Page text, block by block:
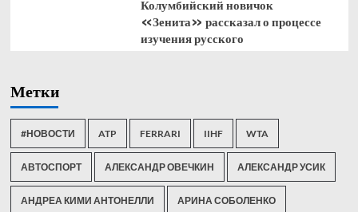
Колумбийский новичок
«Зенита» рассказал о процессе
изучения русского
Метки
#НОВОСТИ ATP FERRARI IIHF WTA
АВТОСПОРТ АЛЕКСАНДР ОВЕЧКИН АЛЕКСАНДР УСИК
АНДРЕА КИМИ АНТОНЕЛЛИ АРИНА СОБОЛЕНКО